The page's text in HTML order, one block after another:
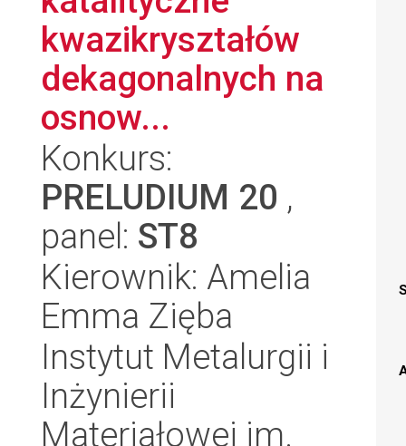
kwazikryształów
dekagonalnych na
osnow...
Konkurs:
PRELUDIUM 20 ,
panel: ST8
Kierownik: Amelia
Emma Zięba
Instytut Metalurgii i
Inżynierii
Materiałowej im.